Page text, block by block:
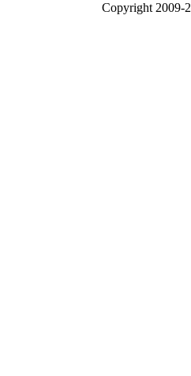
Copyright 2009-